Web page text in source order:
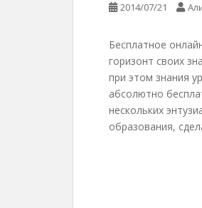
2014/07/21
Бесплатное
горизонт своих
при этом знания
абсолютно
нескольких
образования,